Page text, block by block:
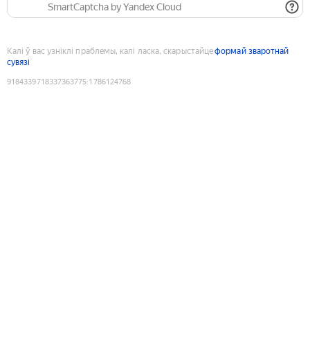
SmartCaptcha by Yandex Cloud
Калі ў вас узніклі праблемы, калі ласка, скарыстайцеформай зваротнай
сувязі
9184339718337363775:1786124768